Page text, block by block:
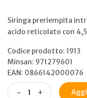
Siringa preriempita
acido reticolato con
Codice prodotto: 1913
Minsan: 971279601
EAN: 0866142000076
- +